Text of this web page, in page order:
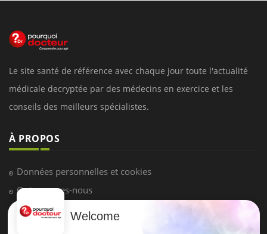
Le site santé de référence avec chaque jour toute l'actualité
médicale decryptée par des médecins en exercice et les
conseils des meilleurs spécialistes.
À PROPOS
Données personnelles et cookies
Qui sommes-nous
Conditions d'utilisation
Welcome